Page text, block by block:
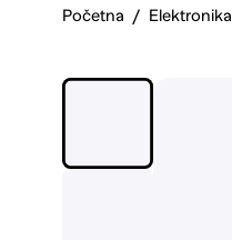
Početna Elektronika